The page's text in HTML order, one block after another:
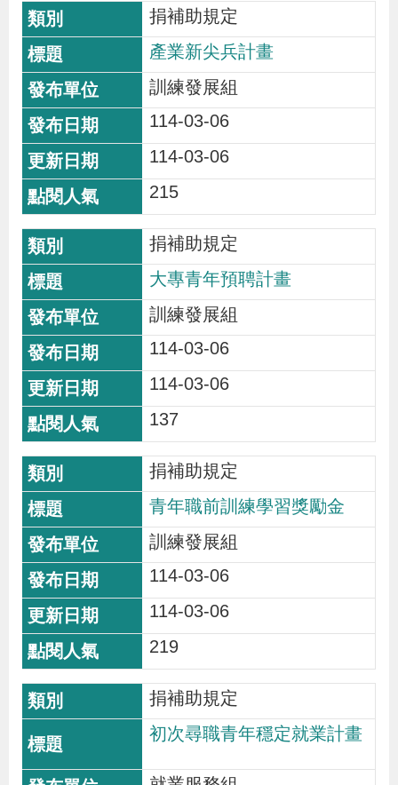
網
站
導
覽
民
意
信
箱
文
字
客
服
統
計
資
訊
E
n
g
i
s
h
回
首
頁
R
S
S
隱
私
權
及
資
訊
安
全
政
策
政
府
網
站
資
料
開
放
宣
捐補助規定
產業新尖兵計畫
訓練發展組
114-03-06
114-03-06
215
捐補助規定
大專青年預聘計畫
訓練發展組
114-03-06
114-03-06
137
捐補助規定
青年職前訓練學習獎勵金
訓練發展組
114-03-06
114-03-06
219
捐補助規定
初次尋職青年穩定就業計畫